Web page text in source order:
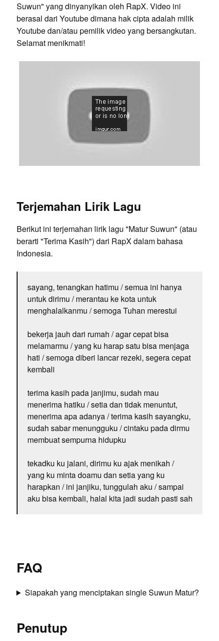
Suwun" yang dinyanyikan oleh RapX. Video ini
berasal dari Youtube dimana hak cipta adalah milik
Youtube dan/atau pemilik video yang bersangkutan.
Selamat menikmati!
Terjemahan Lirik Lagu
Berikut ini terjemahan lirik lagu "Matur Suwun" (atau
berarti "Terima Kasih") dari RapX dalam bahasa
Indonesia.
sayang, tenangkan hatimu / semua ini hanya
untuk dirimu / merantau ke kota untuk
menghalalkanmu / semoga Tuhan merestui
bekerja jauh dari rumah / agar cepat bisa
melamarmu / yang ku harap satu bisa menjaga
hati / semoga diberi lancar rezeki, segera cepat
kembali
terima kasih pada janjimu, sudah mau
menerima hatiku / setia dan tidak menuntut,
menerima apa adanya / terima kasih sayangku,
sudah sabar menungguku / cintaku pada dirmu
membuat sempurna hidupku
tekadku ku jalani, dirimu ku ajak menikah /
yang ku minta doamu dan setia yang ku
harapkan / ini janjiku, tunggulah aku / sampai
aku bisa kembali, halal kita jadi sudah pasti sah
FAQ
Siapakah yang menciptakan single Suwun Matur?
Penutup